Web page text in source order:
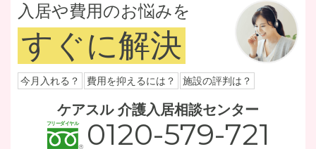
入居や費用のお悩みを
すぐに解決
今月入れる？ 費用を抑えるには？ 施設の評判は？
ケアスル 介護入居相談センター
0120-579-721